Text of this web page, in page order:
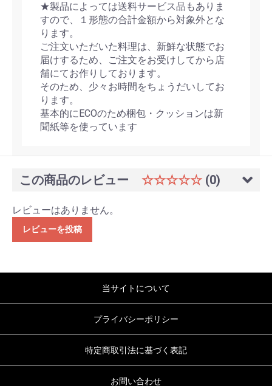
★製品によっては送料サービス品もありま
すので、１形態の合計金額から対象外とな
ります。
ご注文いただいた料理は、新鮮な状態でお
届けするため、ご注文をお受けしてから店
舗にてお作りしております。
そのため、少々お時間をちょうだいしてお
ります。
基本的にECOのため梱包・クッションは新
聞紙等を使っています
この商品のレビュー ☆☆☆☆☆ (0)
レビューはありません。
レビューを投稿
当サイトについて
プライバシーポリシー
特定商取引法に基づく表記
お問い合わせ